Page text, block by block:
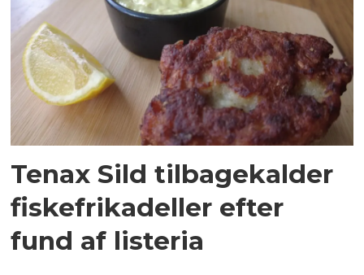
Tenax Sild tilbagekalder
fiskefrikadeller efter
fund af listeria